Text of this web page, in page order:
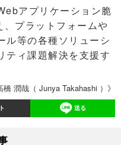
アプリケーション脆
プラットフォームや
ル等の各種ソリューシ
ティ課題解決を支援す
橋 潤哉（ Junya Takahashi ）》
送る